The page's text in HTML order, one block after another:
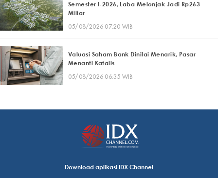
Semester I-2026, Laba Melonjak Jadi Rp263
Miliar
05/08/2026 07:20 WIB
Valuasi Saham Bank Dinilai Menarik, Pasar
Menanti Katalis
05/08/2026 06:35 WIB
Download aplikasi IDX Channel